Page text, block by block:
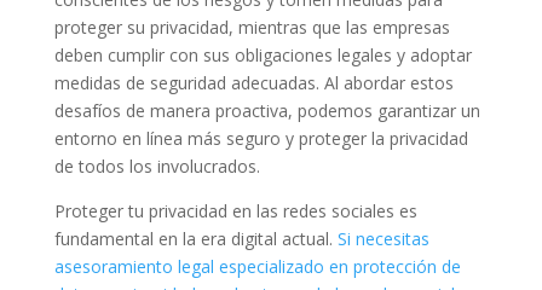
proteger su privacidad, mientras que las empresas
deben cumplir con sus obligaciones legales y adoptar
medidas de seguridad adecuadas. Al abordar estos
desafíos de manera proactiva, podemos garantizar un
entorno en línea más seguro y proteger la privacidad
de todos los involucrados.
Proteger tu privacidad en las redes sociales es
fundamental en la era digital actual. Si necesitas
asesoramiento legal especializado en protección de